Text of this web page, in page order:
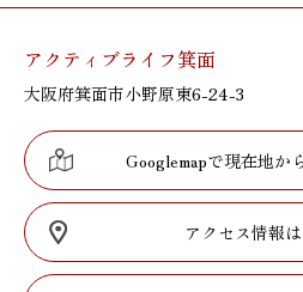
アクティブライフ箕面
大阪府箕面市小野原東6-24-3
Googlemapで現在地か
アクセス情報